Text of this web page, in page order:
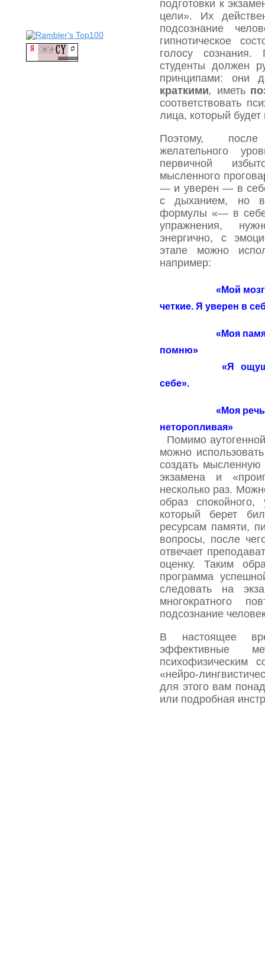
подготовки к
цели». Их
подсознание
гипнотическое
голосу
студенты должен
принципами: они
краткими, иметь
соответствовать
лица, который будет
Поэтому,
желательного
первичной
мысленного
— и уверен — в
с дыханием, но в
формулы «— в
упражнения,
энергично, с
этапе можно
например:
«Мой
четкие. Я уверен в
«Моя
помню»
«Я
себе».
«Моя
неторопливая»
Помимо
можно
создать
экзамена и
несколько раз.
образ
который берет
ресурсам памяти,
вопросы, после
отвечает
оценку. Таким
программа
следовать на
многократного
подсознание
В настоящее
эффективные
психофизическим
«нейро-
для этого вам
или подробная